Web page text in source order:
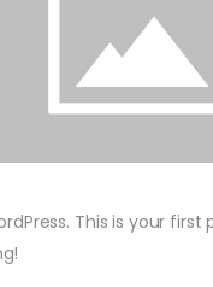
This is your first